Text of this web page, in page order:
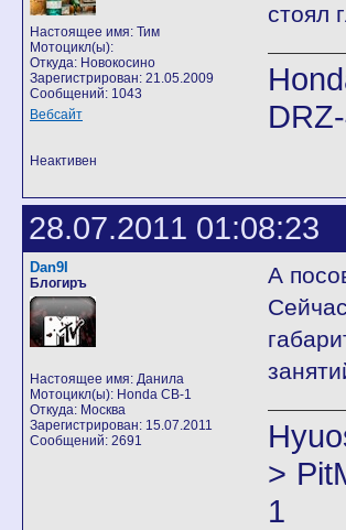
Настоящее имя: Тим
Мотоцикл(ы):
Откуда: Новокосино
Зарегистрирован: 21.05.2009
Сообщений: 1043
Вебсайт
стоял
Неактивен
28.07.2011 01:08:23
Dan9I
Блогиръ
Настоящее имя: Данила
Мотоцикл(ы): Honda CB-1
Откуда: Москва
Зарегистрирован: 15.07.2011
Сообщений: 2691
А
>
1